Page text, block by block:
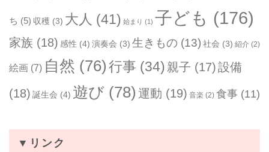
ち (5) 収穫 (3) 大人 (41) 始まり (1) 子ども (176)
家族 (18) 感性 (4) 演奏会 (3) 生きもの (13) 社会 (3) 紹介 (2)
絵画 (7) 自然 (76) 行事 (34) 親子 (17)設備
(18) 誕生会 (4) 遊び (78) 運動 (19) 音楽 (2) 食事 (11)
▼リンク